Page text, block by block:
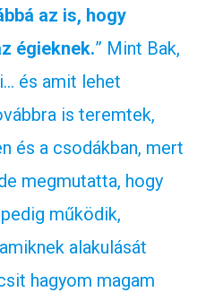
az is, hogy
égieknek.” Mint Bak,
és amit lehet
is teremtek,
és a csodákban, mert
megmutatta, hogy
működik,
alakulását
hagyom magam